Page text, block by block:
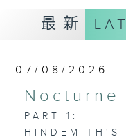
心曲」，在曼妙
最新
07/08/2026
Nocturne
PART 1: